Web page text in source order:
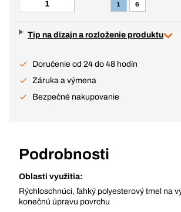
1 6
Tip na dizajn a rozloženie produktu
Doručenie od 24 do 48 hodín
Záruka a výmena
Bezpečné nakupovanie
Podrobnosti
Oblasti využitia:
Rýchloschnúci, ľahký polyesterový tmel na
konečnú úpravu povrchu